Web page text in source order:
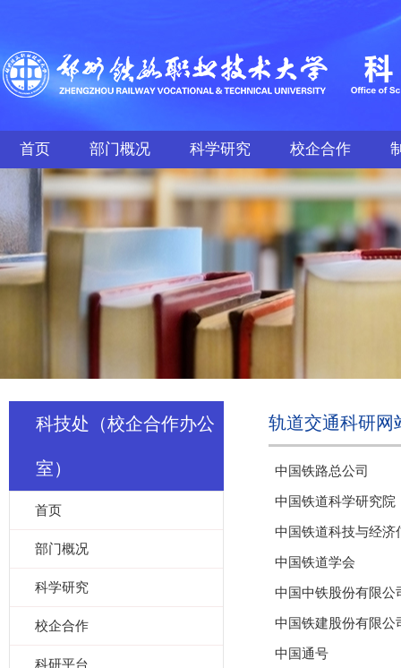
首页 部门概况 科学研究 校企合作
科技处（校企合作办公
室）
首页
部门概况
科学研究
校企合作
科研平台
轨道交通科研网
中国铁路总公司
中国铁道科学研究院
中国铁道科技与经济
中国铁道学会
中国中铁股份有限公
中国铁建股份有限公
中国通号